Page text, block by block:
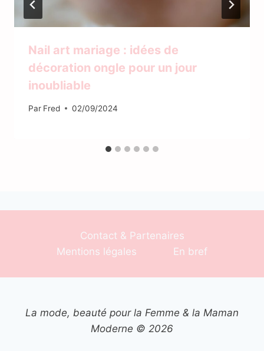
Nail art mariage : idées de
décoration ongle pour un jour
inoubliable
Par Fred 02/09/2024
Contact & Partenaires
Mentions légales
En bref
La mode, beauté pour la Femme & la Maman
Moderne © 2026